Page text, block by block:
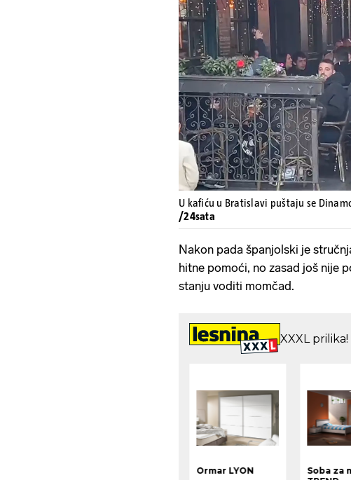
U kafiću u Bratislavi puštaju se
/24sata
Nakon pada španjolski je
hitne pomoći, no zasad još nije
stanju voditi momčad.